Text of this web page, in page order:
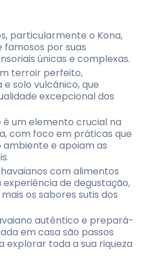
particularmente o Kona,
por suas
únicas e complexas.
terroir perfeito,
solo vulcânico, que
excepcional dos
um elemento crucial na
com foco em práticas que
e apoiam as
com alimentos
de degustação,
os sabores sutis dos
autêntico e prepará-
em casa são passos
explorar toda a sua riqueza